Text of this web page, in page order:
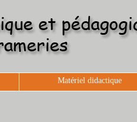
Matériel didactique